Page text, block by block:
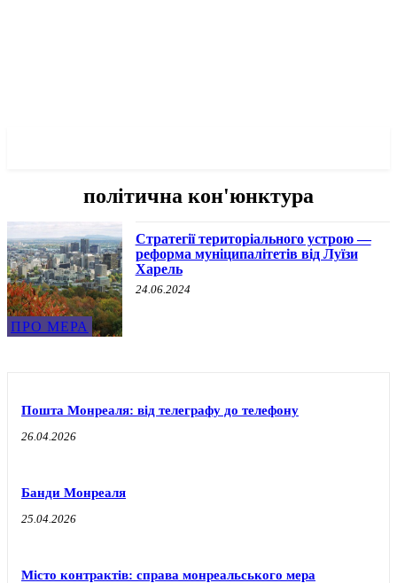
політична кон'юнктура
ПРО МЕРА
Стратегії територіального устрою —
реформа муніципалітетів від Луїзи
Харель
24.06.2024
Пошта Монреаля: від телеграфу до телефону
26.04.2026
Банди Монреаля
25.04.2026
Місто контрактів: справа монреальського мера